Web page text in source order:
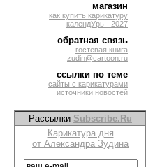
магазин
как купить карикатуру
календУрь - 2027
обратная связь
гостевая книга
zudin@cartoon.ru
ссылки по теме
сайты с карикатурами
источники новостей
Рассылки Subscribe.Ru
Карикатура дня
от Александра Зудина